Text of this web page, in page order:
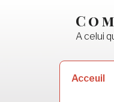
A celui
Acceuil